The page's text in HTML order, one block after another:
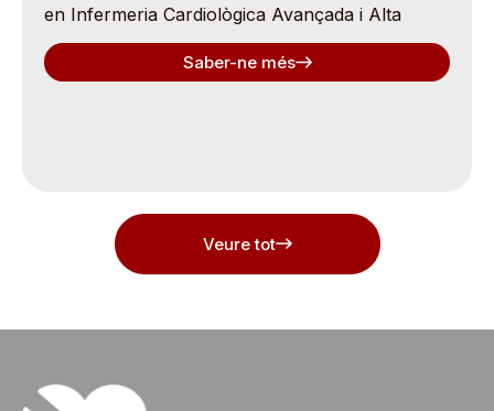
en Infermeria Cardiològica Avançada i Alta
Saber-ne més
Veure tot